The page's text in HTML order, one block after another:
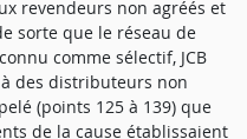
revendeurs non agréés et
sorte que le réseau de
comme sélectif, JCB
des distributeurs non
(points 125 à 139) que
de la cause établissaient